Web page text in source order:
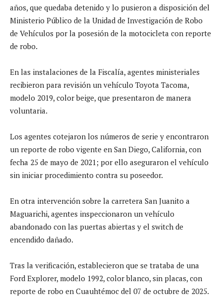
años, que quedaba detenido y lo pusieron a disposición del
Ministerio Público de la Unidad de Investigación de Robo
de Vehículos por la posesión de la motocicleta con reporte
de robo.
En las instalaciones de la Fiscalía, agentes ministeriales
recibieron para revisión un vehículo Toyota Tacoma,
modelo 2019, color beige, que presentaron de manera
voluntaria.
Los agentes cotejaron los números de serie y encontraron
un reporte de robo vigente en San Diego, California, con
fecha 25 de mayo de 2021; por ello aseguraron el vehículo
sin iniciar procedimiento contra su poseedor.
En otra intervención sobre la carretera San Juanito a
Maguarichi, agentes inspeccionaron un vehículo
abandonado con las puertas abiertas y el switch de
encendido dañado.
Tras la verificación, establecieron que se trataba de una
Ford Explorer, modelo 1992, color blanco, sin placas, con
reporte de robo en Cuauhtémoc del 07 de octubre de 2025.